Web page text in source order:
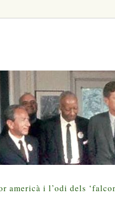
americà i l’odi dels